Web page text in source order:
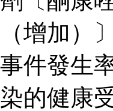
（增加）
事件發生
染的健康